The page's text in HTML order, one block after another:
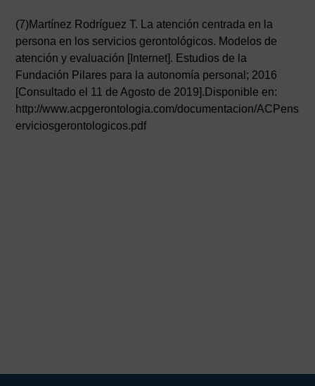
(7)Martínez Rodríguez T. La atención centrada en la
persona en los servicios gerontológicos. Modelos de
atención y evaluación [Internet]. Estudios de la
Fundación Pilares para la autonomía personal; 2016
[Consultado el 11 de Agosto de 2019].Disponible en:
http://www.acpgerontologia.com/documentacion/ACPens
erviciosgerontologicos.pdf